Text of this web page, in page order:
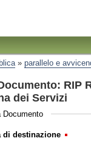
» parallelo e
RIP
dei Servizi
Documento
di destinazione